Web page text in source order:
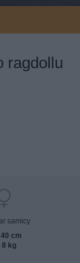
ragdollu
samicy
cm
8 kg